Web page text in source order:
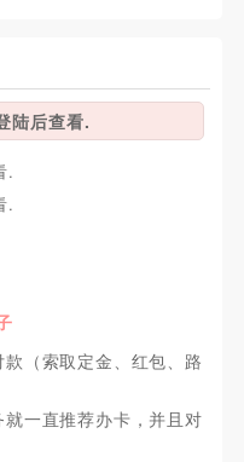
陆后查看.
.
.
（索取定金、红包、路
一直推荐办卡，并且对